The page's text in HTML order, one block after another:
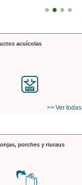
acuícolas
>> Ver todas
porches y riuraus